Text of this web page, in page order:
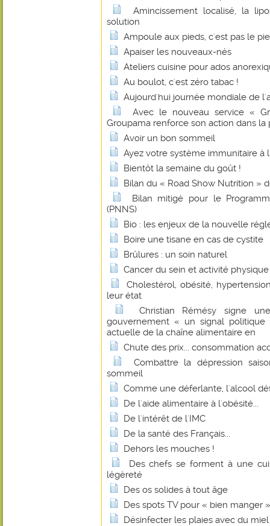
Amincissement localisé, la
solution
Ampoule aux pieds, c'est pas le
Apaiser les nouveaux-nés
Ateliers cuisine pour ados
Au boulot, c'est zéro tabac !
Aujourd'hui journée mondiale de
Avec le nouveau service «
Groupama renforce son action dans la
Avoir un bon sommeil
Ayez votre système immunitaire à
Bientôt la semaine du goût !
Bilan du « Road Show Nutrition »
Bilan mitigé pour le
(PNNS)
Bio : les enjeux de la nouvelle
Boire une tisane en cas de cystite
Brûlures : un soin naturel
Cancer du sein et activité physique
Cholestérol, obésité,
leur état
Christian Rémésy signe
gouvernement « un signal
actuelle de la chaîne alimentaire en
Chute des prix... consommation
Combattre la dépression
sommeil
Comme une déferlante, l'alcool
De l'aide alimentaire à l'obésité...
De l'intérêt de l'IMC
De la santé des Français...
Dehors les mouches !
Des chefs se forment à une
légèreté
Des os solides à tout âge
Des spots TV pour « bien manger »
Désinfecter les plaies avec du miel